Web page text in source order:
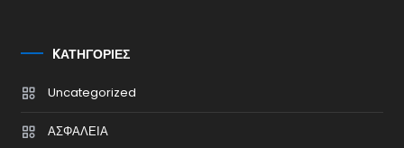
KΑΤΗΓΟΡΊΕΣ
Uncategorized
ΑΣΦΑΛΕΙΑ